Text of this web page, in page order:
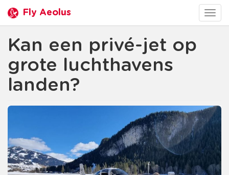
Fly Aeolus
Kan een privé-jet op
grote luchthavens
landen?